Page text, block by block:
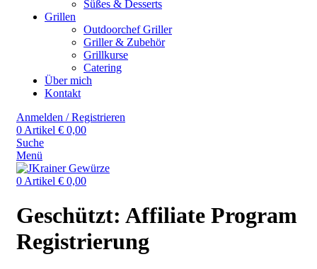
Süßes & Desserts
Grillen
Outdoorchef Griller
Griller & Zubehör
Grillkurse
Catering
Über mich
Kontakt
Anmelden / Registrieren
0 Artikel € 0,00
Suche
Menü
0 Artikel € 0,00
Geschützt: Affiliate Program
Registrierung